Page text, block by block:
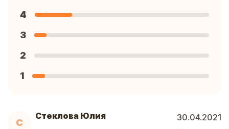
С
Стеклова Юлия
30.04.2021
4
3
2
1